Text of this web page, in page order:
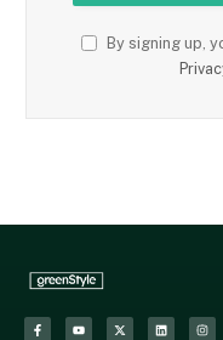
By signing up,